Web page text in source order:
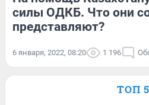
силы ОДКБ. Что они
представляют?
6 января, 2022, 08:20 1 196
ТОП 5